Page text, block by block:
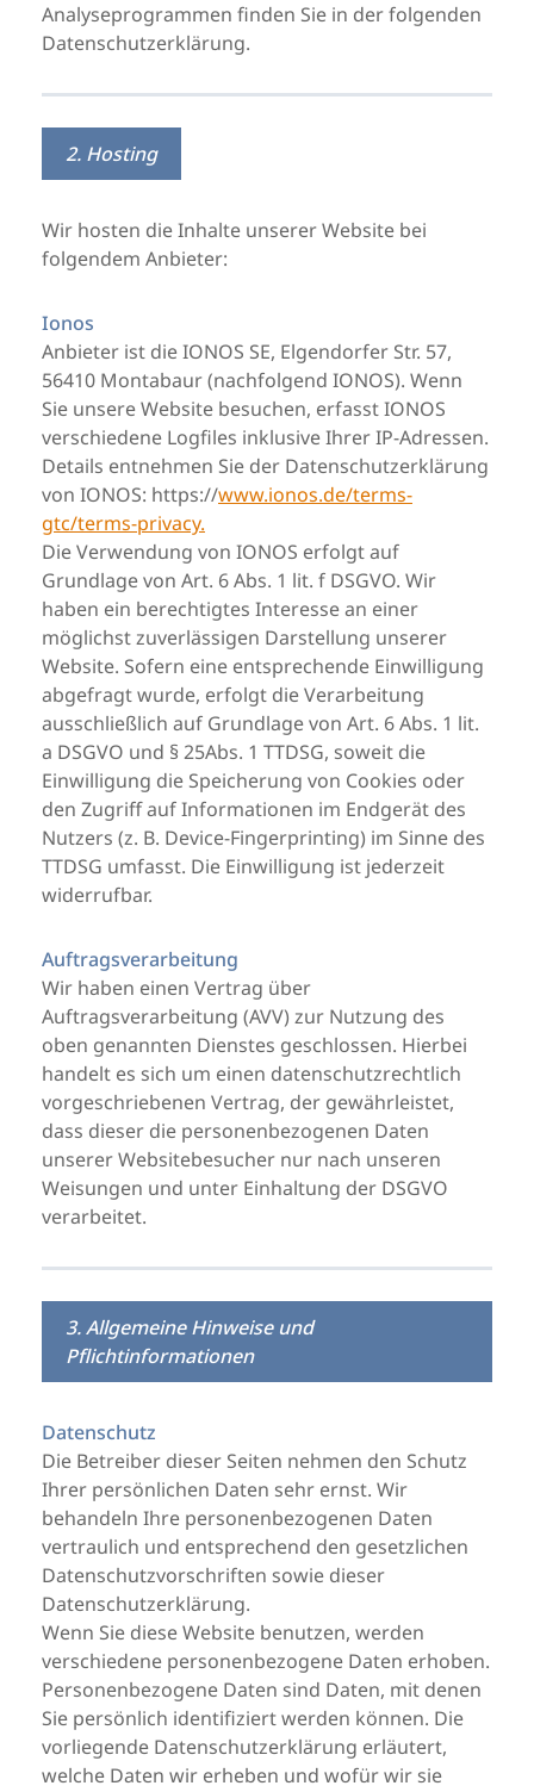
Analyseprogrammen finden Sie in der folgenden
Datenschutzerklärung.
2. Hosting
Wir hosten die Inhalte unserer Website bei
folgendem Anbieter:
Ionos
Anbieter ist die IONOS SE, Elgendorfer Str. 57,
56410 Montabaur (nachfolgend IONOS). Wenn
Sie unsere Website besuchen, erfasst IONOS
verschiedene Logfiles inklusive Ihrer IP-Adressen.
Details entnehmen Sie der Datenschutzerklärung
von IONOS: https://www.ionos.de/terms-
gtc/terms-privacy.
Die Verwendung von IONOS erfolgt auf
Grundlage von Art. 6 Abs. 1 lit. f DSGVO. Wir
haben ein berechtigtes Interesse an einer
möglichst zuverlässigen Darstellung unserer
Website. Sofern eine entsprechende Einwilligung
abgefragt wurde, erfolgt die Verarbeitung
ausschließlich auf Grundlage von Art. 6 Abs. 1 lit.
a DSGVO und § 25Abs. 1 TTDSG, soweit die
Einwilligung die Speicherung von Cookies oder
den Zugriff auf Informationen im Endgerät des
Nutzers (z. B. Device-Fingerprinting) im Sinne des
TTDSG umfasst. Die Einwilligung ist jederzeit
widerrufbar.
Auftragsverarbeitung
Wir haben einen Vertrag über
Auftragsverarbeitung (AVV) zur Nutzung des
oben genannten Dienstes geschlossen. Hierbei
handelt es sich um einen datenschutzrechtlich
vorgeschriebenen Vertrag, der gewährleistet,
dass dieser die personenbezogenen Daten
unserer Websitebesucher nur nach unseren
Weisungen und unter Einhaltung der DSGVO
verarbeitet.
3. Allgemeine Hinweise und
Pflichtinformationen
Datenschutz
Die Betreiber dieser Seiten nehmen den Schutz
Ihrer persönlichen Daten sehr ernst. Wir
behandeln Ihre personenbezogenen Daten
vertraulich und entsprechend den gesetzlichen
Datenschutzvorschriften sowie dieser
Datenschutzerklärung.
Wenn Sie diese Website benutzen, werden
verschiedene personenbezogene Daten erhoben.
Personenbezogene Daten sind Daten, mit denen
Sie persönlich identifiziert werden können. Die
vorliegende Datenschutzerklärung erläutert,
welche Daten wir erheben und wofür wir sie